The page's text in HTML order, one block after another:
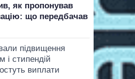
як пропонував
що передбачав
підвищення
і стипендій
виплати